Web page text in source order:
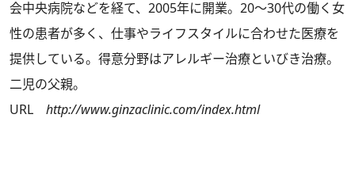
会中央病院などを経て、2005年に開業。20～30代の働く女
性の患者が多く、仕事やライフスタイルに合わせた医療を
提供している。得意分野はアレルギー治療といびき治療。
二児の父親。
URL http://www.ginzaclinic.com/index.html